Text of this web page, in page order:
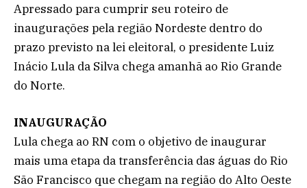
Apressado para cumprir seu roteiro de
inaugurações pela região Nordeste dentro do
prazo previsto na lei eleitoral, o presidente Luiz
Inácio Lula da Silva chega amanhã ao Rio Grande
do Norte.
INAUGURAÇÃO
Lula chega ao RN com o objetivo de inaugurar
mais uma etapa da transferência das águas do Rio
São Francisco que chegam na região do Alto Oeste